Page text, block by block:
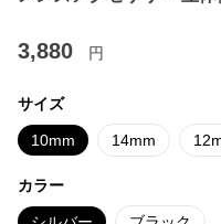
3,880 円
サイズ
10mm 14mm
カラー